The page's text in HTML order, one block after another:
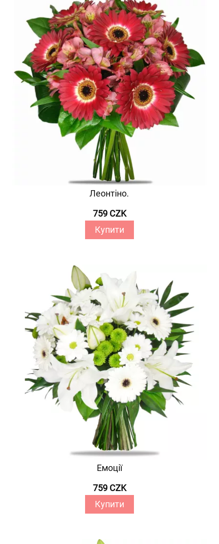
Леонтіно.
759 CZK
Купити
Емоції
759 CZK
Купити